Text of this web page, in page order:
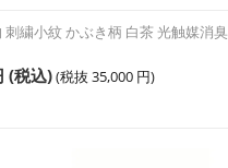
刺繍小紋 かぶき柄 白茶 光触媒消臭
(税込)(税抜 35,000 円)